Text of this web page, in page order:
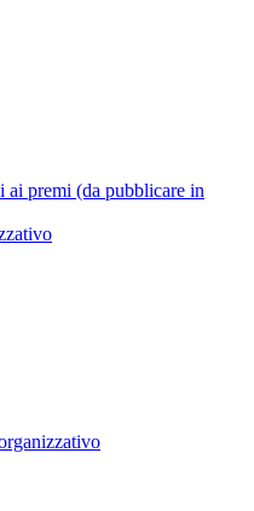
ai premi (da pubblicare in